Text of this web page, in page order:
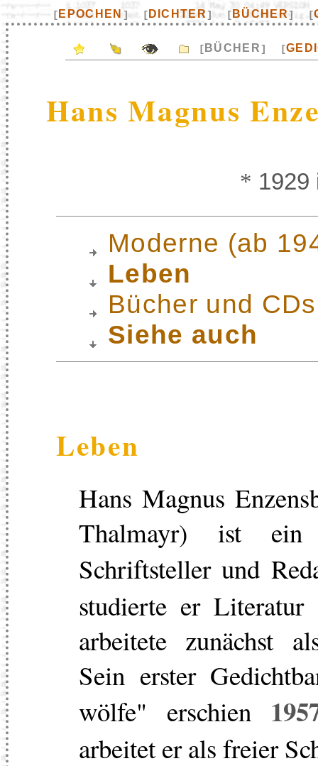
[ EPOCHEN ] [ DICHTER] [ BÜCHER] [
[ BÜCHER] [
Hans Magnus
* 1929
Moderne (ab
Leben
Bücher und CDs
Siehe auch
Leben
Hans Magnus
Thalmayr) ist ein
Schriftsteller und
studierte er
arbeitete zunächst
Sein erster
wölfe" erschien
arbeitet er als freier